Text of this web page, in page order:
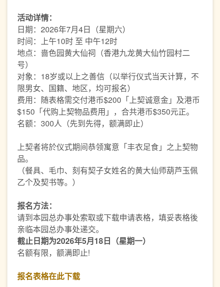
活动详情：
日期：2026年7月4日（星期六）
时间：上午10时 至 中午12时
地点：啬色园黄大仙祠（香港九龙黄大仙竹园村二
号）
对象：18岁或以上之善信（以举行仪式当天计算，不
限男女、国籍、地区，均可报名）
费用：随表格需交付港币$200「上契诚意金」及港币
$150「代购上契物品费用」，合共港币$350元正。
名额：300人（先到先得，额满即止）
上契者将於仪式期间恭领寓意「丰衣足食」之上契物
品。
（餐具、毛巾、刻有契子女姓名的黄大仙师葫芦玉佩
乙个及契书等。）
报名方法：
请到本园总办事处索取或下载申请表格，填妥表格後
亲临本园总办事处递交。
截止日期为2026年5月18日（星期一）
名额有限，额满即止!
报名表格在此下载